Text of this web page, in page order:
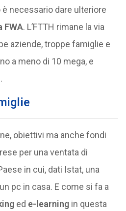
necessario dare ulteriore
FWA. L’FTTH rimane la via
aziende, troppe famiglie e
a meno di 10 mega, e
obiettivi ma anche fondi
per una ventata di
in cui, dati Istat, una
pc in casa. E come si fa a
ed e-learningin questa